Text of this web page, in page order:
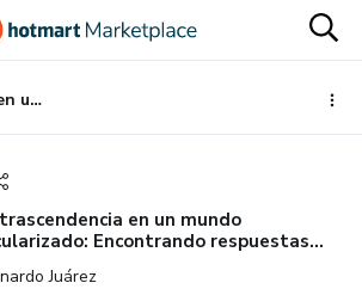
La trascendencia en un mundo secularizado: Encontrando respuestas desde la filosofía y la religión
en un mundo
Encontrando respuestas
la filosofía y la religión
Juárez